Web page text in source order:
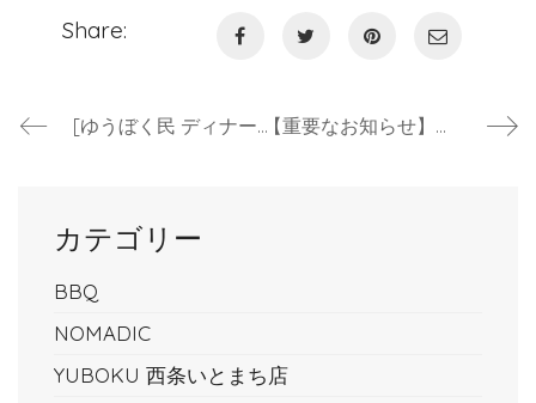
Share:
[ゆうぼく民 ディナー] ６月より完全ご予約制となります 【重要なお知らせ】クロネコヤマト一部地域のお届けが『翌々日』になります
カテゴリー
BBQ
NOMADIC
YUBOKU 西条いとまち店